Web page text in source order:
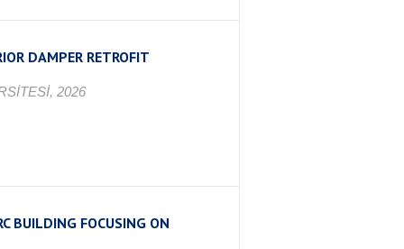
DAMPER RETROFIT
2026
BUILDING FOCUSING ON